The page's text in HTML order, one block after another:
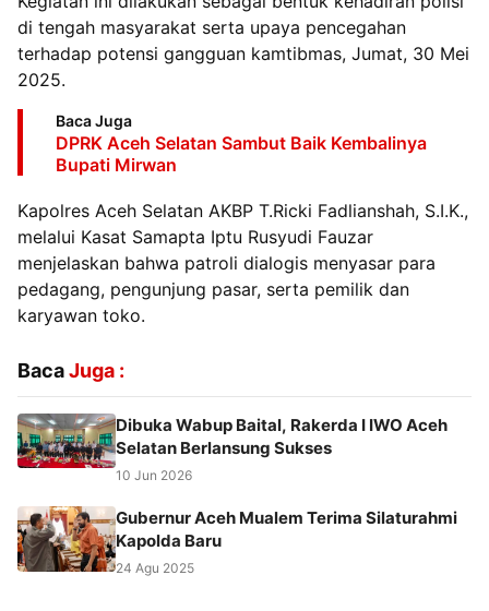
di tengah masyarakat serta upaya pencegahan
terhadap potensi gangguan kamtibmas, Jumat, 30 Mei
2025.
Baca Juga
DPRK Aceh Selatan Sambut Baik Kembalinya
Bupati Mirwan
Kapolres Aceh Selatan AKBP T.Ricki Fadlianshah, S.I.K.,
melalui Kasat Samapta Iptu Rusyudi Fauzar
menjelaskan bahwa patroli dialogis menyasar para
pedagang, pengunjung pasar, serta pemilik dan
karyawan toko.
BacaJuga :
Dibuka Wabup Baital, Rakerda I IWO Aceh
Selatan Berlansung Sukses
10 Jun 2026
Gubernur Aceh Mualem Terima Silaturahmi
Kapolda Baru
24 Agu 2025